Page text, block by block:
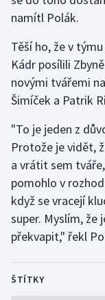
namítl Polák.
Těší ho, že v
Kádr posílili
novými tvářemi
Šimíček a Patrik
"To je jeden z
Protože je vidět,
a vrátit sem
pomohlo v
když se vracejí
super. Myslím, že
překvapit," řekl
ŠTÍTKY